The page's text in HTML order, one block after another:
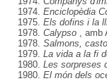
1974. Enciclopèdia
1975. Els dofins i la
1978. Calypso
,
1978. Salmons,
1979. La vida a la fi
1980. Les sorpreses
1980. El món dels